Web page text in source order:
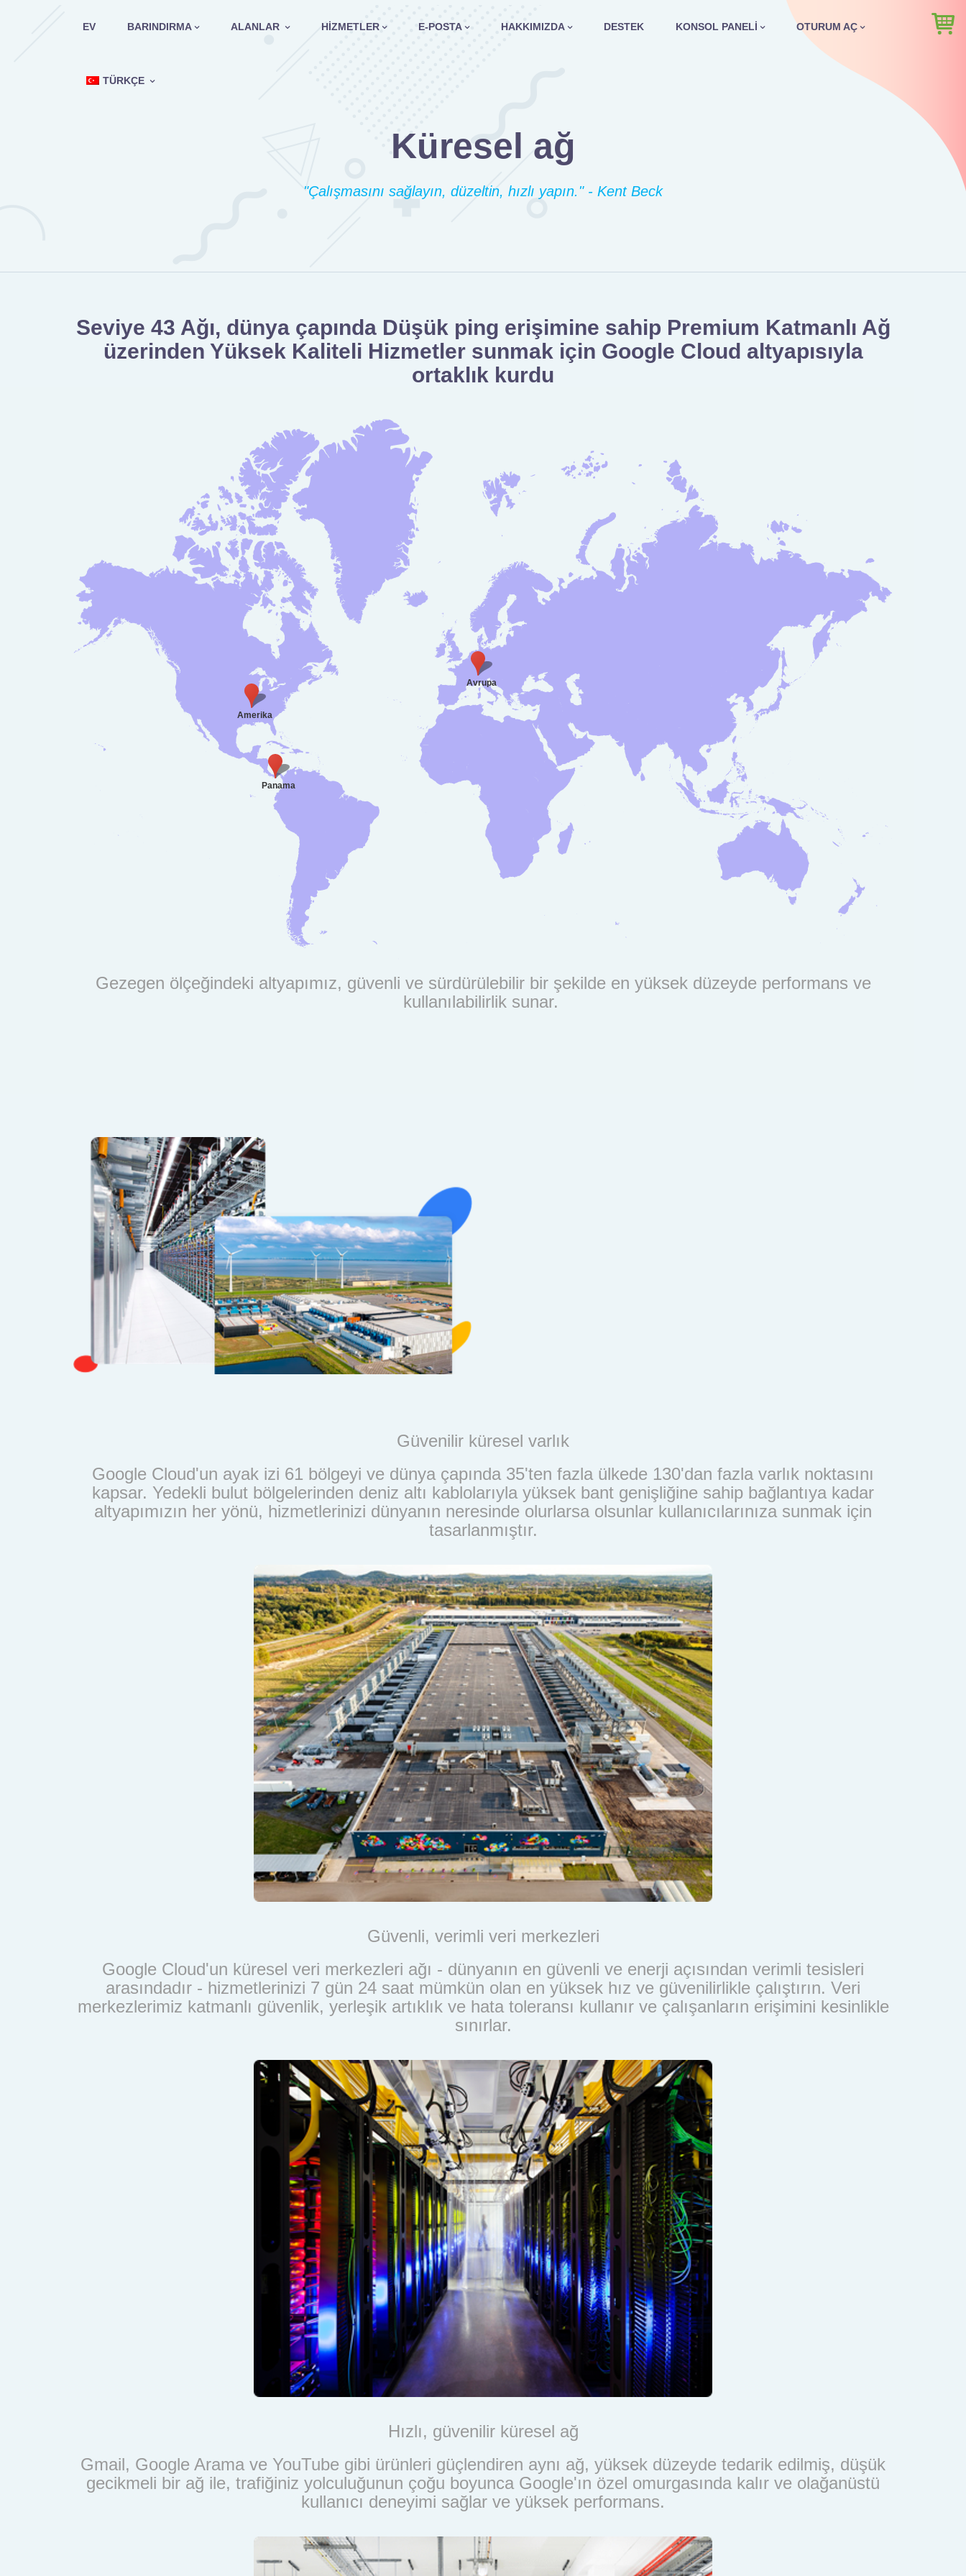
EV BARINDIRMA ALANLAR HIZMETLER E-POSTA HAKKIMIZDA DESTEK KONSOL PANELI OTURUM AÇ
TÜRKÇE
Küresel ağ
"Çalışmasını sağlayın, düzeltin, hızlı yapın." - Kent Beck
Seviye 43 Ağı, dünya çapında Düşük ping erişimine sahip Premium Katmanlı Ağ
üzerinden Yüksek Kaliteli Hizmetler sunmak için Google Cloud altyapısıyla
ortaklık kurdu
Amerika
Avrupa
Panama
Gezegen ölçeğindeki altyapımız, güvenli ve sürdürülebilir bir şekilde en yüksek düzeyde performans ve
kullanılabilirlik sunar.
Güvenilir küresel varlık
Google Cloud'un ayak izi 61 bölgeyi ve dünya çapında 35'ten fazla ülkede 130'dan fazla varlık noktasını
kapsar. Yedekli bulut bölgelerinden deniz altı kablolarıyla yüksek bant genişliğine sahip bağlantıya kadar
altyapımızın her yönü, hizmetlerinizi dünyanın neresinde olurlarsa olsunlar kullanıcılarınıza sunmak için
tasarlanmıştır.
Güvenli, verimli veri merkezleri
Google Cloud'un küresel veri merkezleri ağı - dünyanın en güvenli ve enerji açısından verimli tesisleri
arasındadır - hizmetlerinizi 7 gün 24 saat mümkün olan en yüksek hız ve güvenilirlikle çalıştırın. Veri
merkezlerimiz katmanlı güvenlik, yerleşik artıklık ve hata toleransı kullanır ve çalışanların erişimini kesinlikle
sınırlar.
Hızlı, güvenilir küresel ağ
Gmail, Google Arama ve YouTube gibi ürünleri güçlendiren aynı ağ, yüksek düzeyde tedarik edilmiş, düşük
gecikmeli bir ağ ile, trafiğiniz yolculuğunun çoğu boyunca Google'ın özel omurgasında kalır ve olağanüstü
kullanıcı deneyimi sağlar ve yüksek performans.